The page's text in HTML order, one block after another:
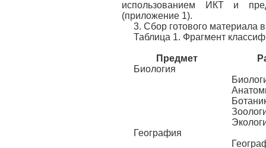
использованием ИКТ и
(приложение 1).
3. Сбор готового материала
Таблица 1. Фрагмент
Предмет
Биология
География